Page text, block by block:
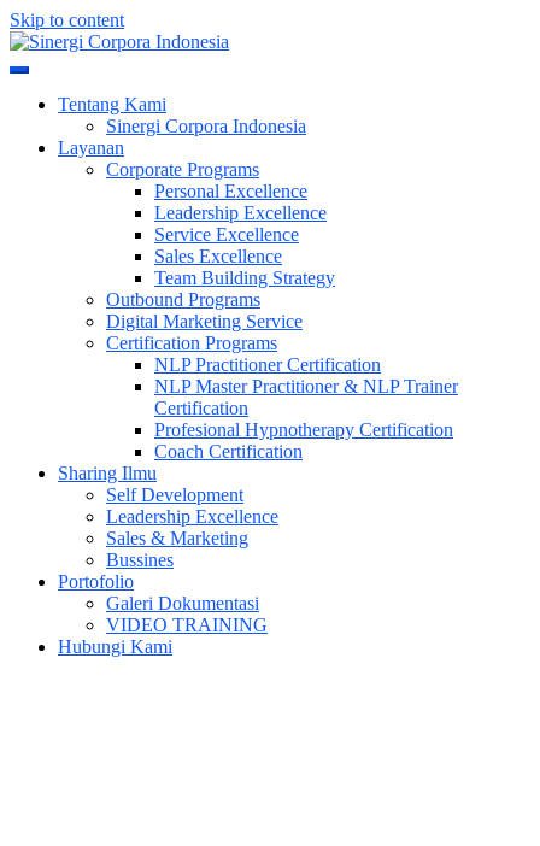
Skip to content
Sinergi Corpora Indonesia
Tentang Kami
Sinergi Corpora Indonesia
Layanan
Corporate Programs
Personal Excellence
Leadership Excellence
Service Excellence
Sales Excellence
Team Building Strategy
Outbound Programs
Digital Marketing Service
Certification Programs
NLP Practitioner Certification
NLP Master Practitioner & NLP Trainer
Certification
Profesional Hypnotherapy Certification
Coach Certification
Sharing Ilmu
Self Development
Leadership Excellence
Sales & Marketing
Bussines
Portofolio
Galeri Dokumentasi
VIDEO TRAINING
Hubungi Kami